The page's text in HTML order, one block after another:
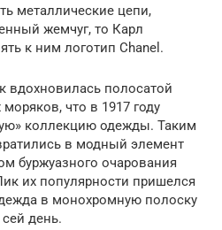
металлические цепи,
жемчуг, то Карл
к ним логотип Chanel.
вдохновилась полосатой
что в 1917 году
коллекцию одежды. Таким
в модный элемент
буржуазного очарования
их популярности пришелся
в монохромную полоску
день.